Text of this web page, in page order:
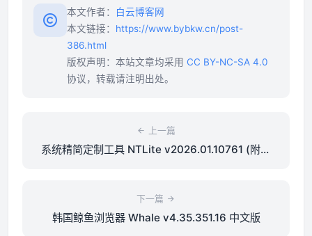
本文作者：
白云博客网
本文链接： https://www.bybkw.cn/post-
386.html
版权声明：本站文章均采用 CC BY-NC-SA 4.0
协议，转载请注明出处。
上一篇
系统精简定制工具 NTLite v2026.01.10761 (附破
下一篇
韩国鲸鱼浏览器 Whale v4.35.351.16 中文版